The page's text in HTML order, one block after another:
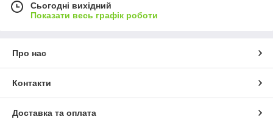
Сьогодні вихідний
Показати весь графік роботи
Про нас
Контакти
Доставка та оплата